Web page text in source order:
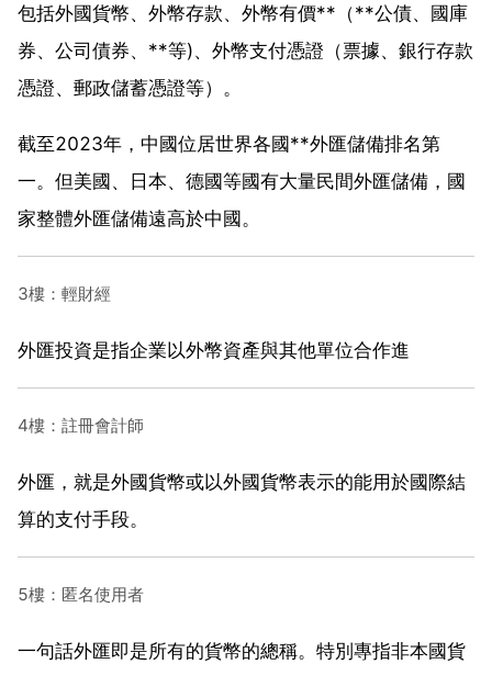
包括外國貨幣、外幣存款、外幣有價**（**公債、國庫
券、公司債券、**等)、外幣支付憑證（票據、銀行存款
憑證、郵政儲蓄憑證等）。
截至2023年，中國位居世界各國**外匯儲備排名第
一。但美國、日本、德國等國有大量民間外匯儲備，國
家整體外匯儲備遠高於中國。
3樓：輕財經
外匯投資是指企業以外幣資產與其他單位合作進
4樓：註冊會計師
外匯，就是外國貨幣或以外國貨幣表示的能用於國際結
算的支付手段。
5樓：匿名使用者
一句話外匯即是所有的貨幣的總稱。特別專指非本國貨